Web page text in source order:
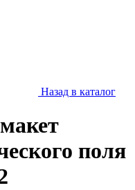
Назад в каталог
поля